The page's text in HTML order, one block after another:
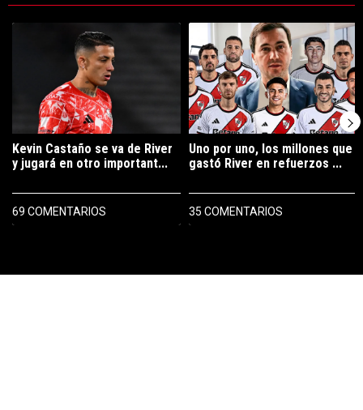
Un artículo de tendencia con el título "Kevin Castaño se va de
Kevin Castaño se va de River
y jugará en otro important...
69 COMENTARIOS
Un artículo de tendencia con el
Uno por uno, los millones que
gastó River en refuerzos ...
35 COMENTARIOS